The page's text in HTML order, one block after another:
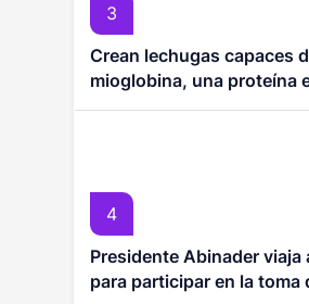
3
Crean lechugas capaces
mioglobina, una proteína
carne
4
Presidente Abinader viaja
para participar en la toma